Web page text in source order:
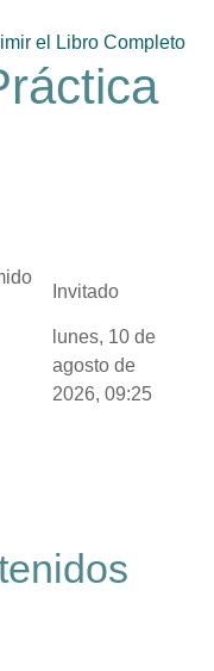
el Libro Completo
Invitado
lunes, 10 de
agosto de
2026, 09:25